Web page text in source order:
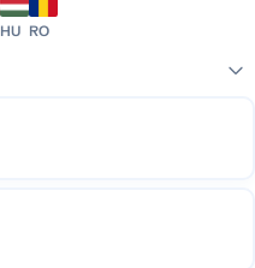
HU RO